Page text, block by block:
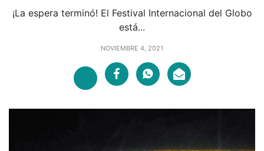
¡La espera terminó! El Festival Internacional del Globo
está...
NOVIEMBRE 4, 2021